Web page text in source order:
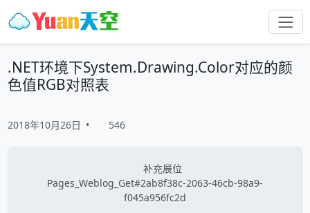
.NET环境下System.Drawing.Color对应的颜
色值RGB对照表
2018年10月26日 • 546
补充展位
Pages_Weblog_Get#2ab8f38c-2063-46cb-98a9-
f045a956fc2d